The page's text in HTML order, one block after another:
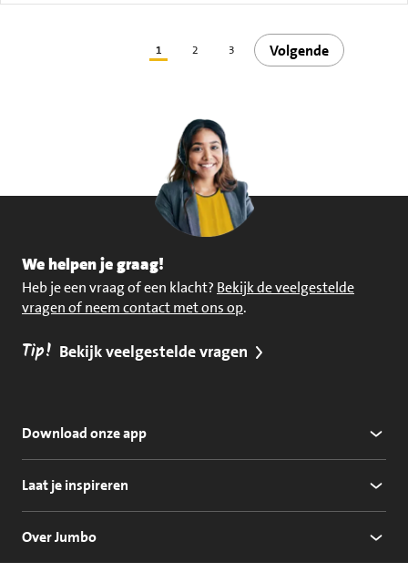
1 2 3 Volgende
We helpen je graag!
Heb je een vraag of een klacht? Bekijk de veelgestelde
vragen of neem contact met ons op.
Tip! Bekijk veelgestelde vragen
Download onze app
Laat je inspireren
Over Jumbo